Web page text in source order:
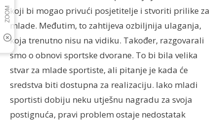
koji bi mogao privući posjetitelje i stvoriti prilike za
mlade. Međutim, to zahtijeva ozbiljnija ulaganja,
koja trenutno nisu na vidiku. Također, razgovarali
smo o obnovi sportske dvorane. To bi bila velika
stvar za mlade sportiste, ali pitanje je kada će
sredstva biti dostupna za realizaciju. Iako mladi
sportisti dobiju neku utješnu nagradu za svoja
postignuća, pravi problem ostaje nedostatak